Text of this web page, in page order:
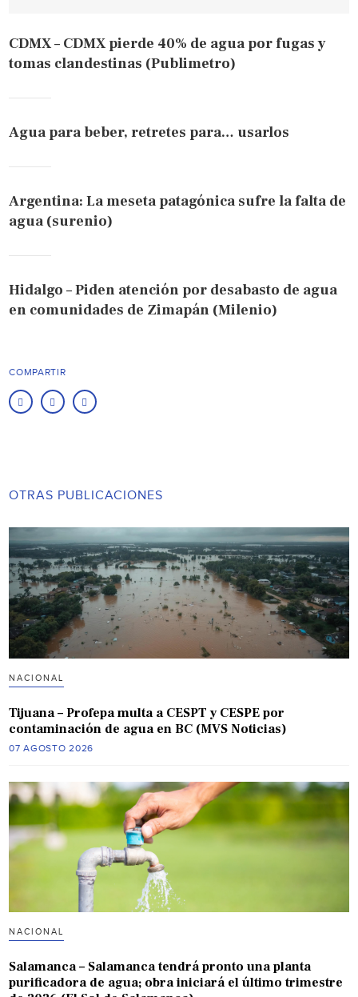
CDMX – CDMX pierde 40% de agua por fugas y
tomas clandestinas (Publimetro)
Agua para beber, retretes para… usarlos
Argentina: La meseta patagónica sufre la falta de
agua (surenio)
Hidalgo – Piden atención por desabasto de agua
en comunidades de Zimapán (Milenio)
COMPARTIR
OTRAS PUBLICACIONES
NACIONAL
Tijuana – Profepa multa a CESPT y CESPE por
contaminación de agua en BC (MVS Noticias)
07 AGOSTO 2026
NACIONAL
Salamanca – Salamanca tendrá pronto una planta
purificadora de agua; obra iniciará el último trimestre